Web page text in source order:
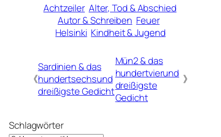
Achtzeiler Alter, Tod & Abschied
Autor & Schreiben Feuer
Helsinki Kindheit & Jugend
《
Sardinien & das
hundertsechsund
dreißigste Gedicht
Mün2 & das
hundertvierund
dreißigste
Gedicht
》
Schlagwörter